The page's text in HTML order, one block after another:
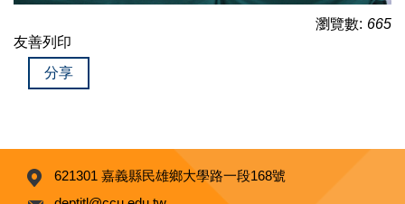
瀏覽數: 665
友善列印
分享
621301 嘉義縣民雄鄉大學路一段168號